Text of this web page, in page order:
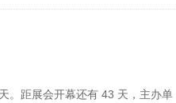
。距展会开幕还有 43 天，主办单